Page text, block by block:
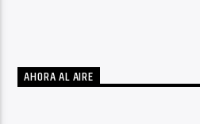
AHORA AL AIRE